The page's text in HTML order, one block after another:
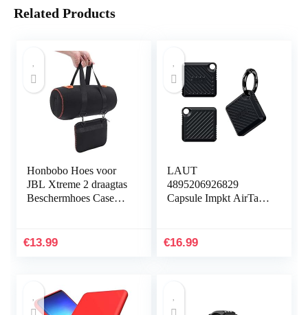
Related Products
Honbobo Hoes voor
JBL Xtreme 2 draagtas
Beschermhoes Case
& oplader
€13.99
LAUT
4895206926829
Capsule Impkt AirTags
€16.99